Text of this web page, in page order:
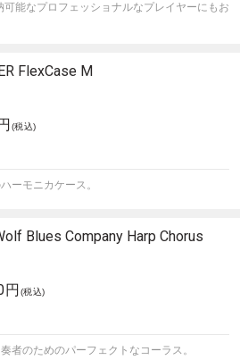
能なプロフェッショナルなプレイヤーにもお
FlexCase M
(税込)
ーモニカケース。
Blues Company Harp Chorus
円 (税込)
者のためのパーフェクトなコーラス。